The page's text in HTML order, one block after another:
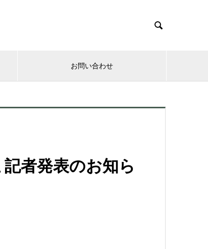

お問い合わせ
者発表のお知ら